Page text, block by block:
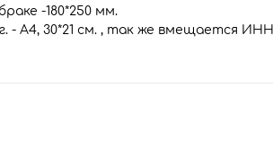
-180*250 мм.
- А4, 30*21 см. , так же вмещается ИНН